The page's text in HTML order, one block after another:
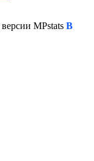
MPstats В